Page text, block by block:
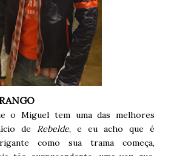
o Miguel tem uma das melhores
de
Rebelde, e eu acho que é
como sua trama começa,